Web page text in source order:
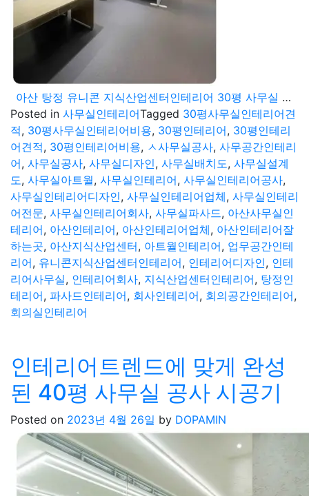
아산 탕정 유니콘 지식산업센터인테리어 30평 사무실 공사
Posted in 사무실인테리어Tagged 30평사무실인테리어견
적, 30평사무실인테리어비용, 30평인테리어, 30평인테리
어견적, 30평인테리어비용, ㅅ사무실공사, 사무공간인테리
어, 사무실공사, 사무실디자인, 사무실배치도, 사무실설계
도, 사무실아트월, 사무실인테리어, 사무실인테리어공사,
사무실인테리어디자인, 사무실인테리어업체, 사무실인테리
어전문, 사무실인테리어회사, 사무실파사드, 아산사무실인
테리어, 아산인테리어, 아산인테리어업체, 아산인테리어잘
하는곳, 아산지식산업센터, 아트월인테리어, 업무공간인테
리어, 유니콘지식산업센터인테리어, 인테리어디자인, 인테
리어사무실, 인테리어회사, 지식산업센터인테리어, 탕정인
테리어, 파사드인테리어, 회사인테리어, 회의공간인테리어,
회의실인테리어
인테리어트렌드에 맞게 완성
된 40평 사무실 공사 시공기
Posted on 2023년 4월 26일 by DOPAMIN